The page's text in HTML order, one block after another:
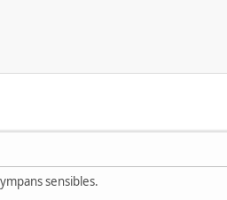
sensibles.